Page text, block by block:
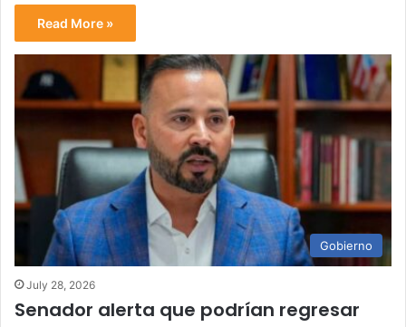
Read More »
Gobierno
July 28, 2026
Senador alerta que podrían regresar